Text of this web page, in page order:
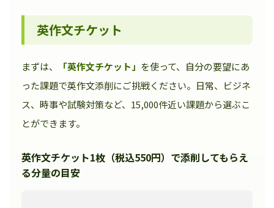
英作文チケット
まずは、 「英作文チケット」 を使って、自分の要望にあ
った課題で英作文添削にご挑戦ください。日常、ビジネ
ス、時事や試験対策など、15,000件近い課題から選ぶこ
とができます。
英作文チケット1枚（税込550円）で添削してもらえ
る分量の目安